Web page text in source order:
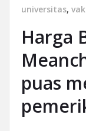
universitas,
Harga
puas